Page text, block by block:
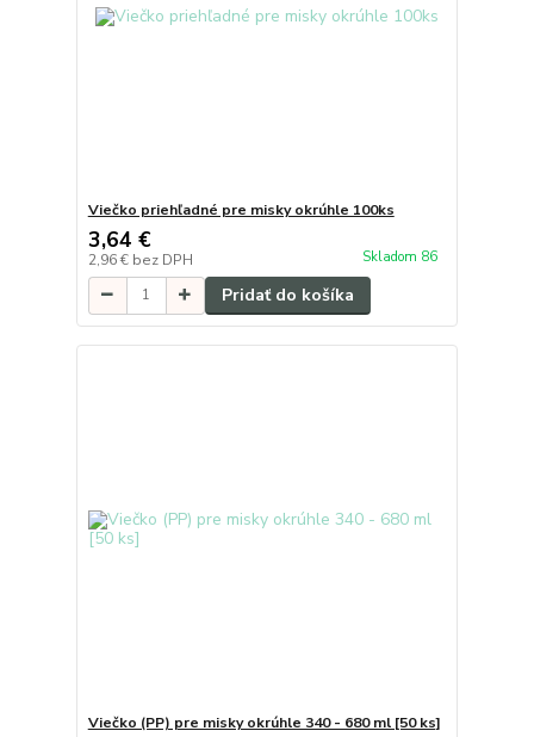
Viečko priehľadné pre misky okrúhle 100ks
3,64 €
2,96 € bez DPH Skladom 86
Pridať do košíka
Viečko (PP) pre misky okrúhle 340 - 680 ml [50 ks]